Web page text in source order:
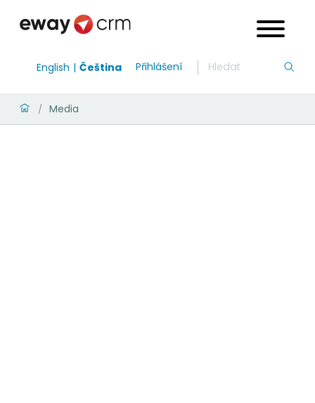
English Čeština Přihlášení
/ Media